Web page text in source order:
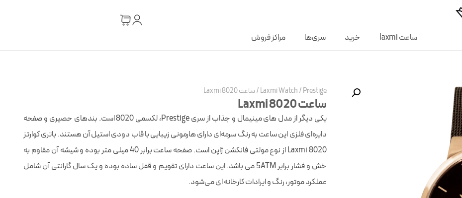
ساعت laxmi خرید سری‌ها مراکز فروش
Laxmi Watch/Prestige
/ساعت Laxmi 8020
ساعت Laxmi 8020
یکی دیگر از مدل های مینیمال و جذاب از سری Prestige، لکسمی 8020 است. بندهای حصیری و صفحه
دایره‌ای فلزی این ساعت به رنگ سرمه‌ای دارای هارمونی زیبایی با قاب دودی استیل آن هستند. باتری کوارتز
Laxmi 8020 از نوع مولتی فانکشن ژاپن است. صفحه ساعت برابر 40 میلی متر بوده و شيشه آن مقاوم به
خش و فشار برابر 5ATM می باشد. این ساعت دارای تقویم و قفل ساده بوده و یک سال گارانتی آن شامل
عملکرد موتور، رنگ و ایرادات کارخانه ای می‌شود.